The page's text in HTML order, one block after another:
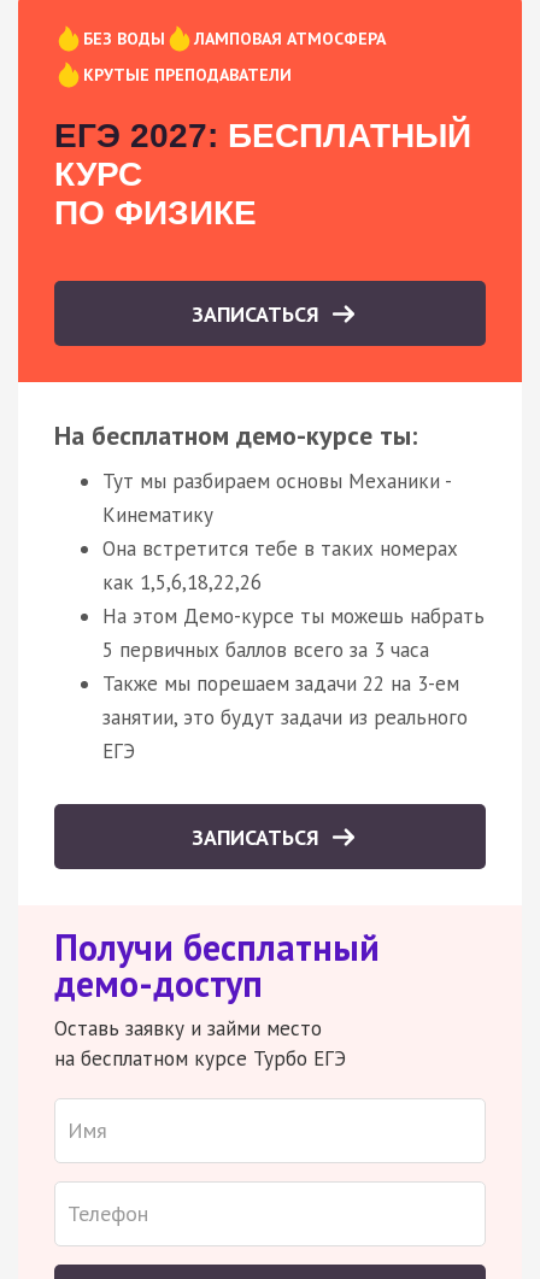
БЕЗ ВОДЫ
ЛАМПОВАЯ АТМОСФЕРА
КРУТЫЕ ПРЕПОДАВАТЕЛИ
ЕГЭ 2027: БЕСПЛАТНЫЙ
КУРС
ПО ФИЗИКЕ
ЗАПИСАТЬСЯ
На бесплатном демо-курсе ты:
Тут мы разбираем основы Механики -
Кинематику
Она встретится тебе в таких номерах
как 1,5,6,18,22,26
На этом Демо-курсе ты можешь набрать
5 первичных баллов всего за 3 часа
Также мы порешаем задачи 22 на 3-ем
занятии, это будут задачи из реального
ЕГЭ
ЗАПИСАТЬСЯ
Получи бесплатный
демо-доступ
Оставь заявку и займи место
на бесплатном курсе Турбо ЕГЭ